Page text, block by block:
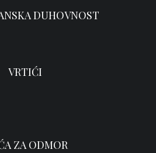
DUHOVNOST
VRTIĆI
ZA ODMOR